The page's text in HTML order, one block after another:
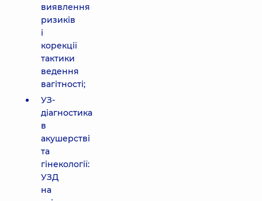
виявлення
ризиків
і
корекції
тактики
ведення
вагітності;
УЗ-
діагностика
в
акушерстві
та
гінекології:
УЗД
на